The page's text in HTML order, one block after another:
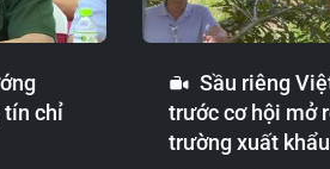
tín chỉ
Sầu riêng
trước cơ hội mở
trường xuất khẩu